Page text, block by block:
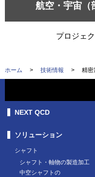
航空・宇宙（
プロジェ
ホーム > 技術情報 > 精密
NEXT QCD
ソリューション
シャフト
シャフト・軸物の製造加工
中空シャフトの